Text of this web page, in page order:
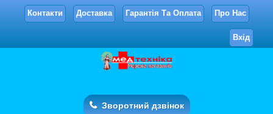
Контакти Доставка Гарантія Та Оплата Про Нас
Вхід
Зворотний дзвінок